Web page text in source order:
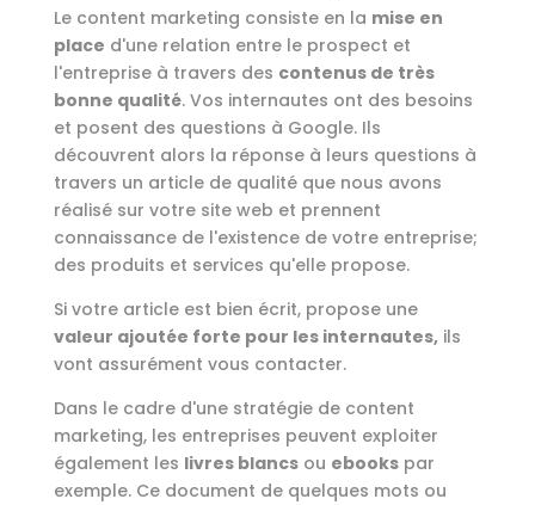
Le content marketing consiste en la mise en
place d'une relation entre le prospect et
l'entreprise à travers des contenus de très
bonne qualité. Vos internautes ont des besoins
et posent des questions à Google. Ils
découvrent alors la réponse à leurs questions à
travers un article de qualité que nous avons
réalisé sur votre site web et prennent
connaissance de l'existence de votre entreprise;
des produits et services qu'elle propose.
Si votre article est bien écrit, propose une
valeur ajoutée forte pour les internautes,ils
vont assurément vous contacter.
Dans le cadre d'une stratégie de content
marketing, les entreprises peuvent exploiter
également les livres blancsou ebookspar
exemple. Ce document de quelques mots ou